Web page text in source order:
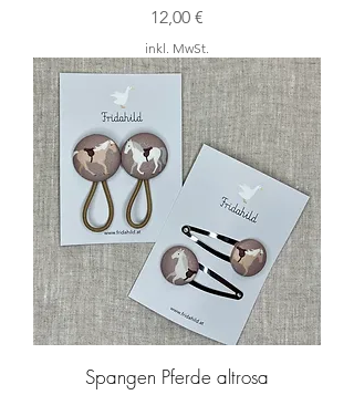
Preis
12,00 €
inkl. MwSt.
Spangen Pferde altrosa